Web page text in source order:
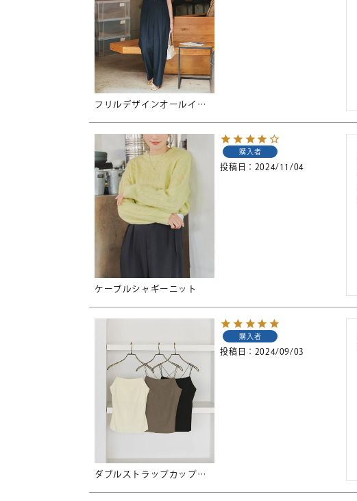
フリルデザインオールインワン
ケーブルシャギーニット
購入者
投稿日 2024/11/04
ダブルストラップカップ付きキャミソール
購入者
投稿日 2024/09/03